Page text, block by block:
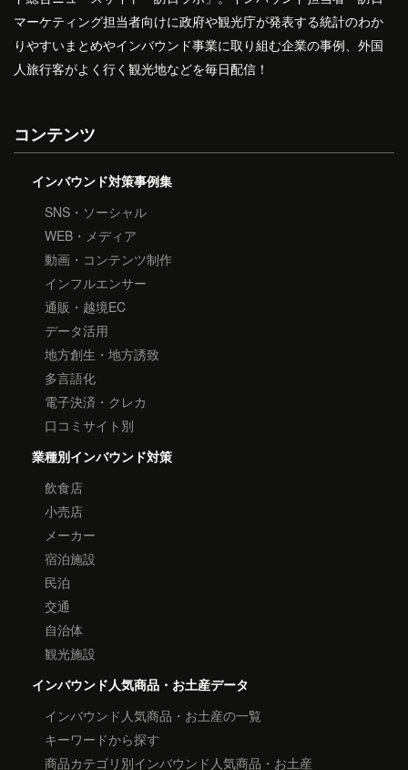
マーケティング担当者向けに政府や観光庁が発表する統計のわか
りやすいまとめやインバウンド事業に取り組む企業の事例、外国
人旅行客がよく行く観光地などを毎日配信！
コンテンツ
インバウンド対策事例集
SNS・ソーシャル
WEB・メディア
動画・コンテンツ制作
インフルエンサー
通販・越境EC
データ活用
地方創生・地方誘致
多言語化
電子決済・クレカ
口コミサイト別
業種別インバウンド対策
飲食店
小売店
メーカー
宿泊施設
民泊
交通
自治体
観光施設
インバウンド人気商品・お土産データ
インバウンド人気商品・お土産の一覧
キーワードから探す
商品カテゴリ別インバウンド人気商品・お土産